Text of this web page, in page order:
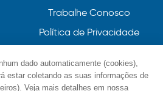
Trabalhe Conosco
Política de Privacidade
dado automaticamente (cookies),
estar coletando as suas informações de
Veja mais detalhes em nossa